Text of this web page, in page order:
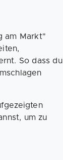
am Markt"
So dass du
um zu